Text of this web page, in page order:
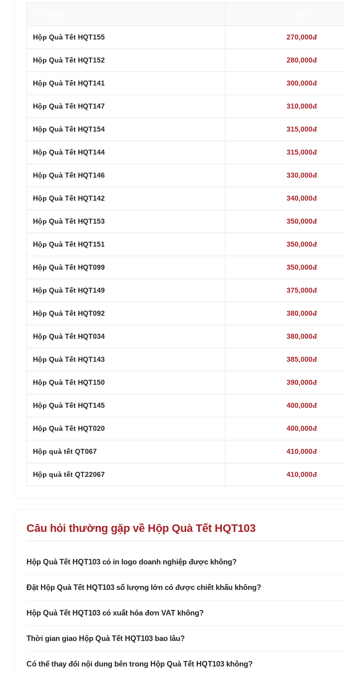
Hộp Quà Tết HQT155 270,000đ
Hộp Quà Tết HQT152 280,000đ
Hộp Quà Tết HQT141 300,000đ
Hộp Quà Tết HQT147 310,000đ
Hộp Quà Tết HQT154 315,000đ
Hộp Quà Tết HQT144 315,000đ
Hộp Quà Tết HQT146 330,000đ
Hộp Quà Tết HQT142 340,000đ
Hộp Quà Tết HQT153 350,000đ
Hộp Quà Tết HQT151 350,000đ
Hộp Quà Tết HQT099 350,000đ
Hộp Quà Tết HQT149 375,000đ
Hộp Quà Tết HQT092 380,000đ
Hộp Quà Tết HQT034 380,000đ
Hộp Quà Tết HQT143 385,000đ
Hộp Quà Tết HQT150 390,000đ
Hộp Quà Tết HQT145 400,000đ
Hộp Quà Tết HQT020 400,000đ
Hộp quà tết QT067 410,000đ
Hộp quà tết QT22067 410,000đ
Câu hỏi thường gặp về Hộp Quà Tết HQT103
Hộp Quà Tết HQT103 có in logo doanh nghiệp được không?
Đặt Hộp Quà Tết HQT103 số lượng lớn có được chiết khấu không?
Hộp Quà Tết HQT103 có xuất hóa đơn VAT không?
Thời gian giao Hộp Quà Tết HQT103 bao lâu?
Có thể thay đổi nội dung bên trong Hộp Quà Tết HQT103 không?